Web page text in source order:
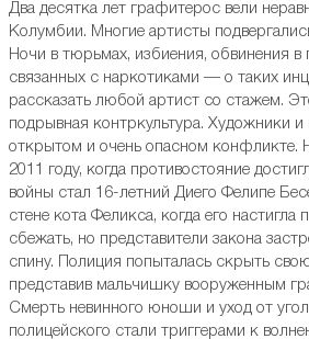
Два десятка лет графитерос вели
Колумбии. Многие артисты
Ночи в тюрьмах, избиения, обвинения в
связанных с наркотиками — о таких
рассказать любой артист со стажем.
подрывная контркультура. Художники и
открытом и очень опасном конфликте.
2011 году, когда противостояние
войны стал 16-летний Диего Фелипе
стене кота Феликса, когда его
сбежать, но представители закона
спину. Полиция попыталась скрыть
представив мальчишку вооруженным
Смерть невинного юноши и уход от
полицейского стали триггерами к